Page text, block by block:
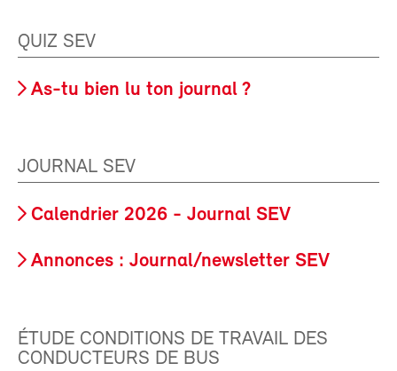
QUIZ SEV
As-tu bien lu ton journal ?
JOURNAL SEV
Calendrier 2026 - Journal SEV
Annonces : Journal/newsletter SEV
ÉTUDE CONDITIONS DE TRAVAIL DES
CONDUCTEURS DE BUS